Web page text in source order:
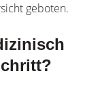
geboten.